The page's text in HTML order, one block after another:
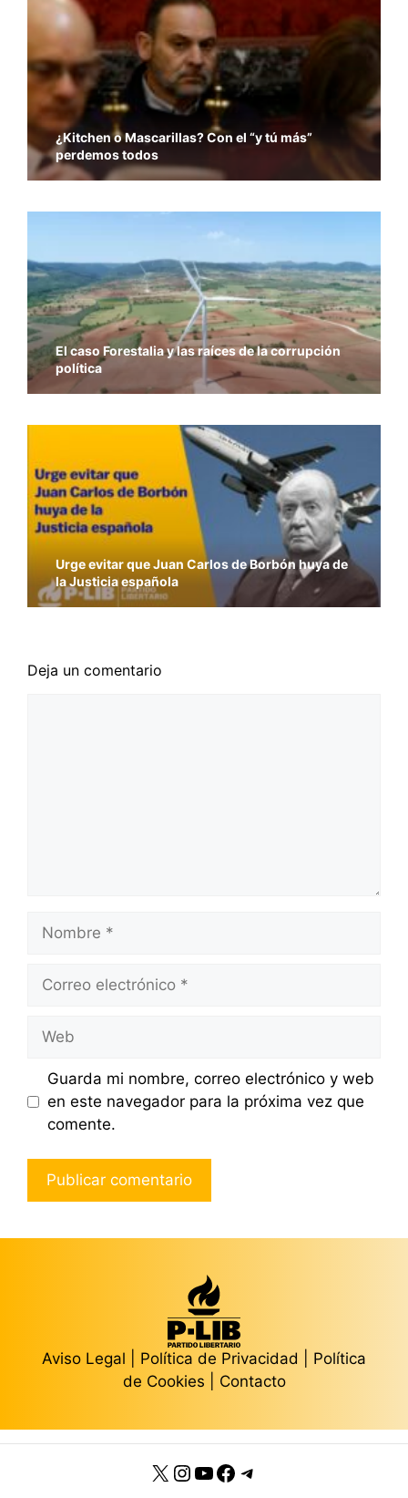
¿Kitchen o Mascarillas? Con el “y tú más”
perdemos todos
El caso Forestalia y las raíces de la corrupción
política
Urge evitar que Juan Carlos de Borbón huya de
la Justicia española
Deja un comentario
electrónico
Guarda mi nombre, correo electrónico y web
en este navegador para la próxima vez que
comente.
Aviso Legal Política de Privacidad
Política
de Cookies
Contacto